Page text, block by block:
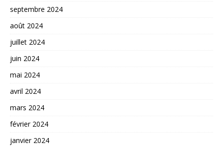
septembre 2024
août 2024
juillet 2024
juin 2024
mai 2024
avril 2024
mars 2024
février 2024
janvier 2024